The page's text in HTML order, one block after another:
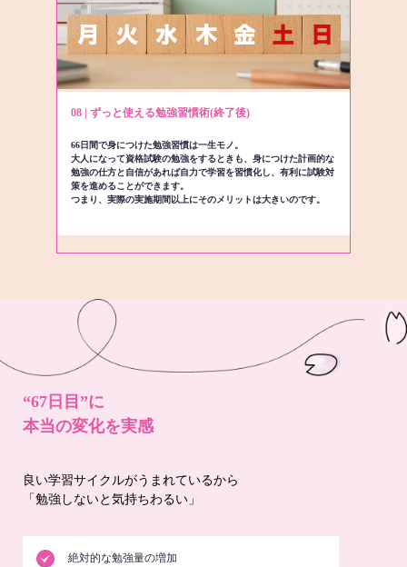
08 | ずっと使える勉強習慣術(終了後)
66日間で身につけた勉強習慣は一生モノ。
大人になって資格試験の勉強をするときも、身につけた計画的な
勉強の仕方と自信があれば自力で学習を習慣化し、有利に試験対
策を進めることができます。
つまり、実際の実施期間以上にそのメリットは大きいのです。
“67日目”に
本当の変化を実感
良い学習サイクルがうまれているから
「勉強しないと気持ちわるい」
絶対的な勉強量の増加